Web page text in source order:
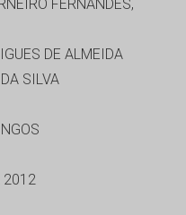
FERNANDES,
DE ALMEIDA
SILVA
2012